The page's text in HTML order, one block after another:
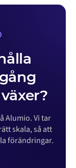
Alumio. Vi tar
skala, så att
förändringar.